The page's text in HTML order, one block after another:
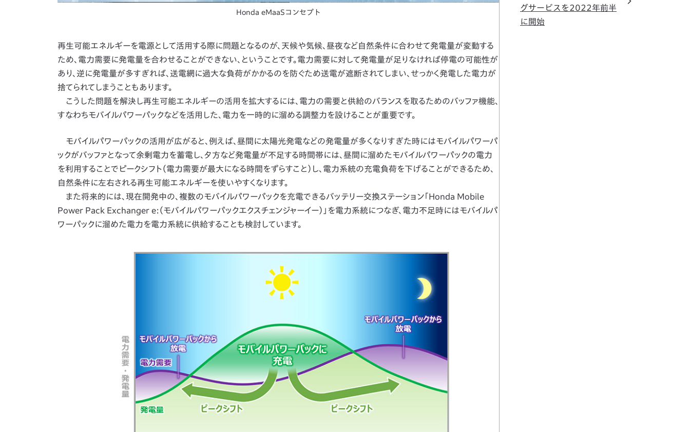
Honda eMaaSコンセプト
再生可能エネルギーを電源として活用する際に問題となるのが、天候や気候、昼夜など自然条件に合わせて発電量が変動する
ため、電力需要に発電量を合わせることができない、ということです。電力需要に対して発電量が足りなければ停電の可能性が
あり、逆に発電量が多すぎれば、送電網に過大な負荷がかかるのを防ぐため送電が遮断されてしまい、せっかく発電した電力が
捨てられてしまうこともあります。
こうした問題を解決し再生可能エネルギーの活用を拡大するには、電力の需要と供給のバランスを取るためのバッファ機能、
すなわちモバイルパワーパックなどを活用した、電力を一時的に溜める調整力を設けることが重要です。
モバイルパワーパックの活用が広がると、例えば、昼間に太陽光発電などの発電量が多くなりすぎた時にはモバイルパワーパ
ックがバッファとなって余剰電力を蓄電し、夕方など発電量が不足する時間帯には、昼間に溜めたモバイルパワーパックの電力
を利用することでピークシフト（電力需要が最大になる時間をずらすこと）し、電力系統の充電負荷を下げることができるため、
自然条件に左右される再生可能エネルギーを使いやすくなります。
また将来的には、現在開発中の、複数のモバイルパワーパックを充電できるバッテリー交換ステーション「Honda Mobile
Power Pack Exchanger e:（モバイルパワーパックエクスチェンジャーイー）」を電力系統につなぎ、電力不足時にはモバイルパ
ワーパックに溜めた電力を電力系統に供給することも検討しています。
グサービスを2022年前半
に開始